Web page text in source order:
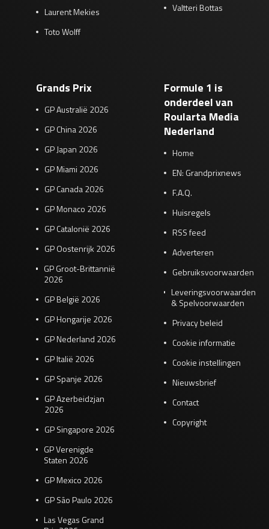
Laurent Mekies
Toto Wolff
Valtteri Bottas
Grands Prix
GP Australië 2026
GP China 2026
GP Japan 2026
GP Miami 2026
GP Canada 2026
GP Monaco 2026
GP Catalonië 2026
GP Oostenrijk 2026
GP Groot-Brittannië
2026
GP België 2026
GP Hongarije 2026
GP Nederland 2026
GP Italië 2026
GP Spanje 2026
GP Azerbeidzjan
2026
GP Singapore 2026
GP Verenigde
Staten 2026
GP Mexico 2026
GP São Paulo 2026
Las Vegas Grand
Formule 1 is
onderdeel van
Roularta Media
Nederland
Home
EN: Grandprixnews
F.A.Q.
Huisregels
RSS feed
Adverteren
Gebruiksvoorwaarden
Leveringsvoorwaarden
& Spelvoorwaarden
Privacy beleid
Cookie informatie
Cookie instellingen
Nieuwsbrief
Contact
Copyright